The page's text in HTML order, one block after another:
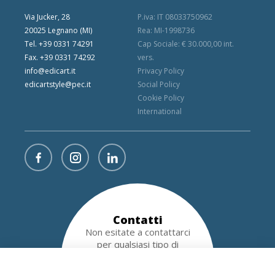
Via Jucker, 28
20025 Legnano (MI)
Tel. +39 0331 74291
Fax. +39 0331 74292
info@edicart.it
edicartstyle@pec.it
P.iva: IT 08033750962
Rea: MI-1998736
Cap Sociale: € 30.000,00 int.
vers.
Privacy Policy
Social Policy
Cookie Policy
International
Contatti
Non esitate a contattarci
per qualsiasi tipo di